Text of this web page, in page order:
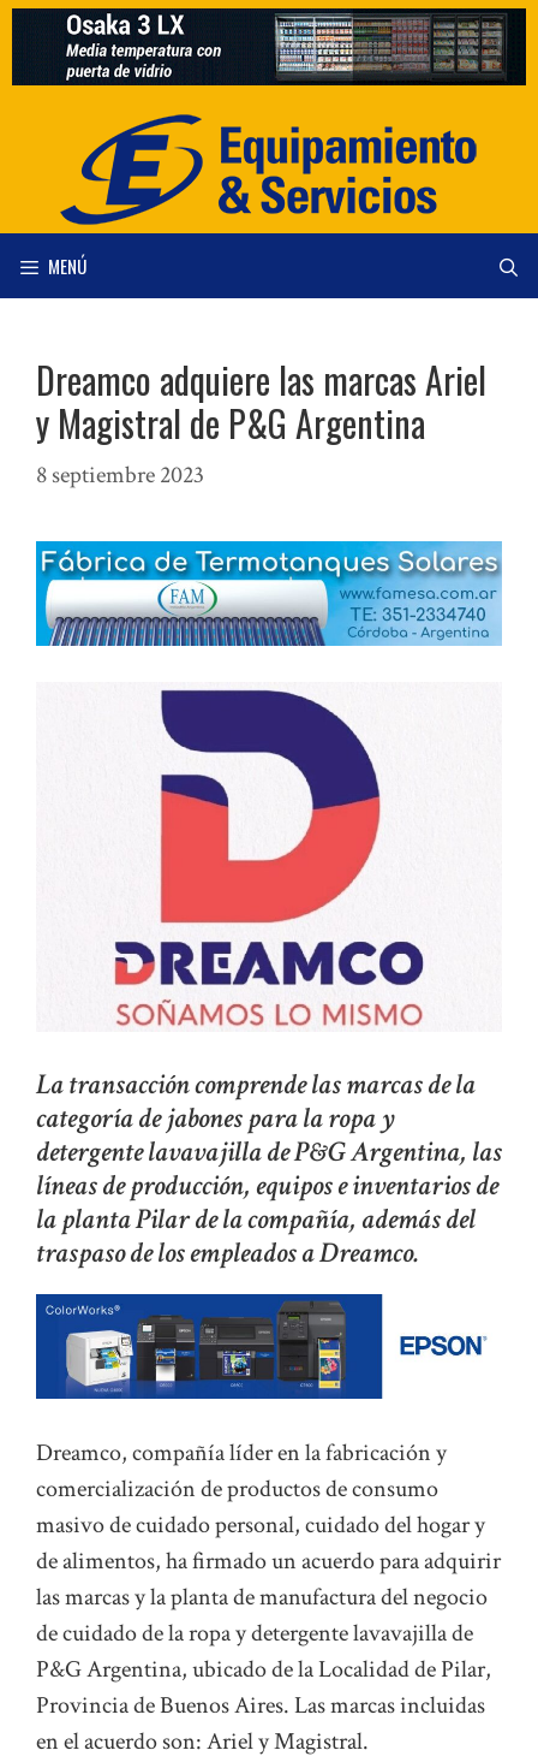
Saltar
contenido
MENÚ
Dreamco adquiere las marcas Ariel
y Magistral de P&G Argentina
8 septiembre 2023
La transacción comprende las marcas de la
categoría de jabones para la ropa y
detergente lavavajilla de P&G Argentina, las
líneas de producción, equipos e inventarios de
la planta Pilar de la compañía, además del
traspaso de los empleados a Dreamco.
Dreamco, compañía líder en la fabricación y
comercialización de productos de consumo
masivo de cuidado personal, cuidado del hogar y
de alimentos, ha firmado un acuerdo para adquirir
las marcas y la planta de manufactura del negocio
de cuidado de la ropa y detergente lavavajilla de
P&G Argentina, ubicado de la Localidad de Pilar,
Provincia de Buenos Aires. Las marcas incluidas
en el acuerdo son: Ariel y Magistral.